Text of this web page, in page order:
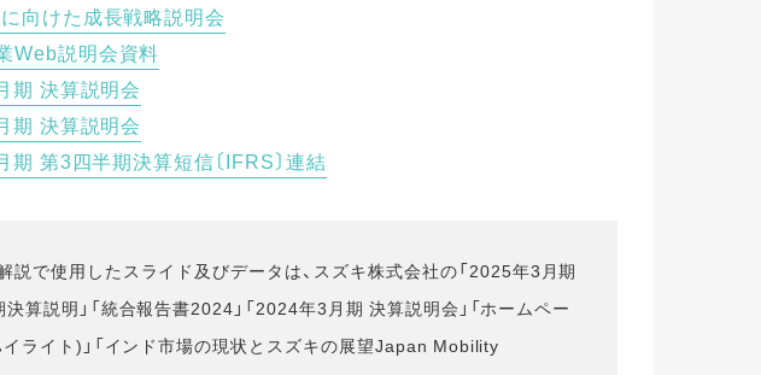
向けた成長戦略説明会
Web説明会資料
期 決算説明会
期 決算説明会
第3四半期決算短信〔IFRS〕連結
説で使用したスライド及びデータは、スズキ株式会社の「2025年3月期
算説明」「統合報告書2024」「2024年3月期 決算説明会」「ホームペー
ライト)」「インド市場の現状とスズキの展望Japan Mobility